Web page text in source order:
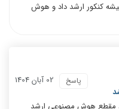
کنکور ارشد داد و هوش
02 آبان 1404 پاسخ